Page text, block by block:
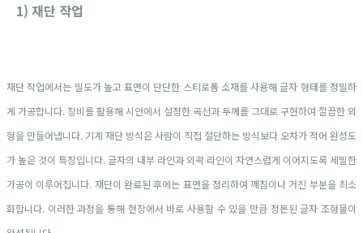
1) 재단 작업
재단 작업에서는 밀도가 높고 표면이 단단한 스티로폼 소재를 사용해 글자 형태를 정밀하
게 가공합니다. 장비를 활용해 시안에서 설정한 곡선과 두께를 그대로 구현하여 깔끔한 외
형을 만들어냅니다. 기계 재단 방식은 사람이 직접 절단하는 방식보다 오차가 적어 완성도
가 높은 것이 특징입니다. 글자의 내부 라인과 외곽 라인이 자연스럽게 이어지도록 세밀한
가공이 이루어집니다. 재단이 완료된 후에는 표면을 정리하여 깨짐이나 거친 부분을 최소
화합니다. 이러한 과정을 통해 현장에서 바로 사용할 수 있을 만큼 정돈된 글자 조형물이